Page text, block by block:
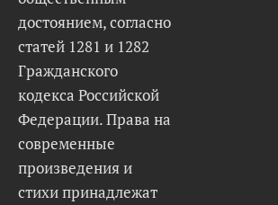
достоянием, согласно
статей 1281 и 1282
Гражданского
кодекса Российской
Федерации. Права на
современные
произведения и
стихи принадлежат